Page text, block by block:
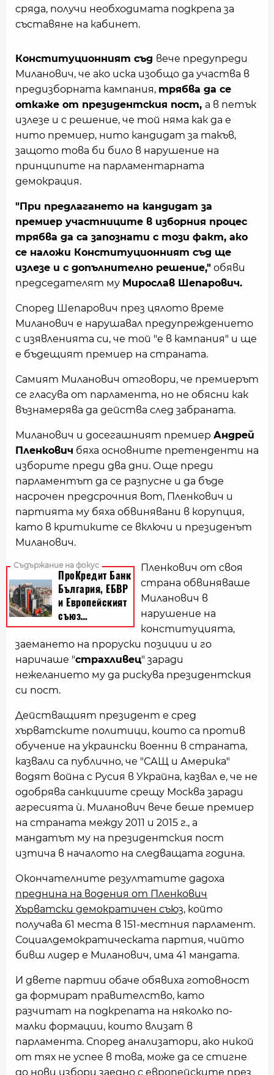
сряда, получи необходимата подкрепа за
съставяне на кабинет.
Конституционният съд вече предупреди
Миланович, че ако иска изобщо да участва в
предизборната кампания, трябва да се
откаже от президентския пост, а в петък
излезе и с решение, че той няма как да е
нито премиер, нито кандидат за такъв,
защото това би било в нарушение на
принципите на парламентарната
демокрация.
"При предлагането на кандидат за
премиер участниците в изборния процес
трябва да са запознати с този факт, ако
се наложи Конституционният съд ще
излезе и с допълнително решение," обяви
председателят му Мирослав Шепарович.
Според Шепарович през цялото време
Миланович е нарушавал предупреждението
с изявленията си, че той "е в кампания" и ще
е бъдещият премиер на страната.
Самият Миланович отговори, че премиерът
се гласува от парламента, но не обясни как
възнамерява да действа след забраната.
Миланович и досегашният премиер Андрей
Пленкович бяха основните претенденти на
изборите преди два дни. Още преди
парламентът да се разпусне и да бъде
насрочен предсрочния вот, Пленкович и
партията му бяха обвинявани в корупция,
като в критиките се включи и президенът
Миланович.
Пленкович от своя
страна обвиняваше
Миланович в
нарушение на
конституцията,
заемането на проруски позиции и го
наричаше "страхливец" заради
нежеланието му да рискува президентския
си пост.
Действащият президент е сред
хърватските политици, които са против
обучение на украински военни в страната,
казвали са публично, че "САЩ и Америка"
водят война с Русия в Украйна, казвал е, че не
одобрява санкциите срещу Москва заради
агресията ѝ. Миланович вече беше премиер
на страната между 2011 и 2015 г., а
мандатът му на президентския пост
изтича в началото на следващата година.
Окончателните резултатите дадоха
преднина на водения от Пленкович
Хърватски демократичен съюз, който
получава 61 места в 151-местния парламент.
Социалдемократическата партия, чийто
бивш лидер е Миланович, има 41 мандата.
И двете партии обаче обявиха готовност
да формират правителство, като
разчитат на подкрепата на няколко по-
малки формации, които влизат в
парламента. Според анализатори, ако никой
от тях не успее в това, може да се стигне
до нови избори заедно с европейските през